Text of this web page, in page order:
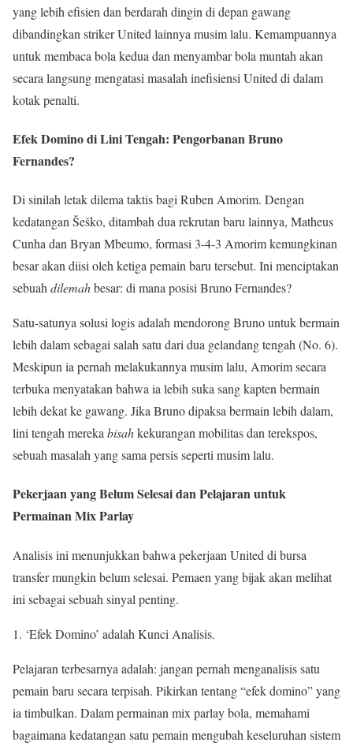
yang lebih efisien dan berdarah dingin di depan gawang
dibandingkan striker United lainnya musim lalu. Kemampuannya
untuk membaca bola kedua dan menyambar bola muntah akan
secara langsung mengatasi masalah inefisiensi United di dalam
kotak penalti.
Efek Domino di Lini Tengah: Pengorbanan Bruno
Fernandes?
Di sinilah letak dilema taktis bagi Ruben Amorim. Dengan
kedatangan Šeško, ditambah dua rekrutan baru lainnya, Matheus
Cunha dan Bryan Mbeumo, formasi 3-4-3 Amorim kemungkinan
besar akan diisi oleh ketiga pemain baru tersebut. Ini menciptakan
sebuah dilemahbesar: di mana posisi Bruno Fernandes?
Satu-satunya solusi logis adalah mendorong Bruno untuk bermain
lebih dalam sebagai salah satu dari dua gelandang tengah (No. 6).
Meskipun ia pernah melakukannya musim lalu, Amorim secara
terbuka menyatakan bahwa ia lebih suka sang kapten bermain
lebih dekat ke gawang. Jika Bruno dipaksa bermain lebih dalam,
lini tengah mereka bisahkekurangan mobilitas dan terekspos,
sebuah masalah yang sama persis seperti musim lalu.
Pekerjaan yang Belum Selesai dan Pelajaran untuk
Permainan Mix Parlay
Analisis ini menunjukkan bahwa pekerjaan United di bursa
transfer mungkin belum selesai. Pemaen yang bijak akan melihat
ini sebagai sebuah sinyal penting.
1. ‘Efek Domino’ adalah Kunci Analisis.
Pelajaran terbesarnya adalah: jangan pernah menganalisis satu
pemain baru secara terpisah. Pikirkan tentang “efek domino” yang
ia timbulkan. Dalam permainan mix parlay bola, memahami
bagaimana kedatangan satu pemain mengubah keseluruhan sistem